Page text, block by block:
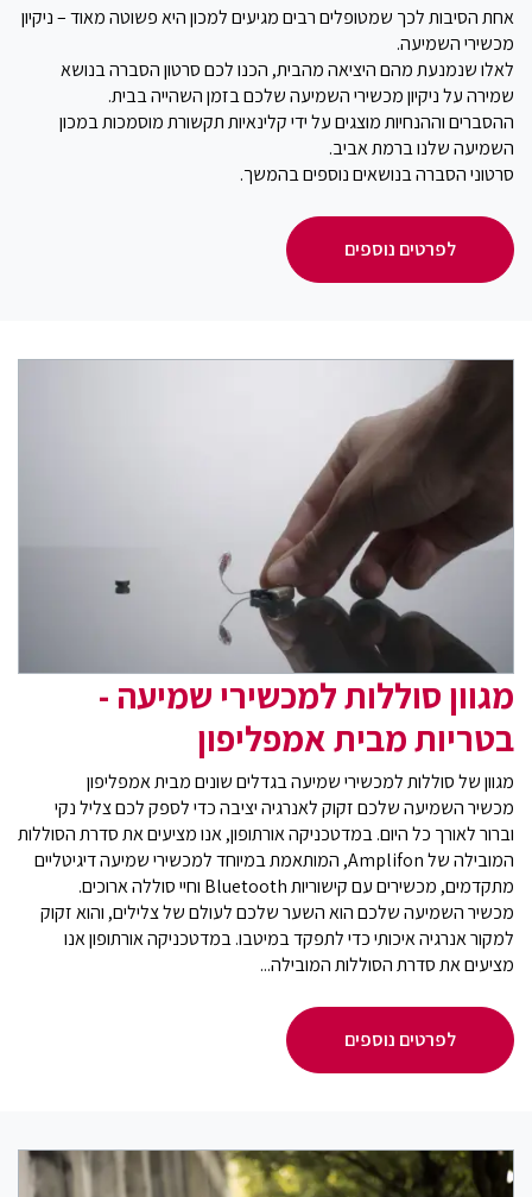
אחת הסיבות לכך שמטופלים רבים מגיעים למכון היא פשוטה מאוד – ניקיון
מכשירי השמיעה.
לאלו שנמנעת מהם היציאה מהבית, הכנו לכם סרטון הסברה בנושא
שמירה על ניקיון מכשירי השמיעה שלכם בזמן השהייה בבית.
ההסברים וההנחיות מוצגים על ידי קלינאיות תקשורת מוסמכות במכון
השמיעה שלנו ברמת אביב.
סרטוני הסברה בנושאים נוספים בהמשך.
לפרטים נוספים
מגוון סוללות למכשירי שמיעה -
בטריות מבית אמפליפון
מגוון של סוללות למכשירי שמיעה בגדלים שונים מבית אמפליפון
מכשיר השמיעה שלכם זקוק לאנרגיה יציבה כדי לספק לכם צליל נקי
וברור לאורך כל היום. במדטכניקה אורתופון, אנו מציעים את סדרת הסוללות
המובילה של Amplifon, המותאמת במיוחד למכשירי שמיעה דיגיטליים
מתקדמים, מכשירים עם קישוריות Bluetooth וחיי סוללה ארוכים.
מכשיר השמיעה שלכם הוא השער שלכם לעולם של צלילים, והוא זקוק
למקור אנרגיה איכותי כדי לתפקד במיטבו. במדטכניקה אורתופון אנו
מציעים את סדרת הסוללות המובילה...
לפרטים נוספים